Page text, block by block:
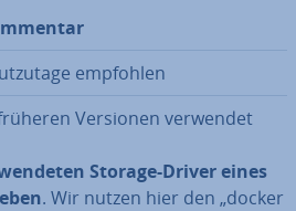
empfohlen
Versionen verwendet
Storage-Driver eines
. Wir nutzen hier den „docker